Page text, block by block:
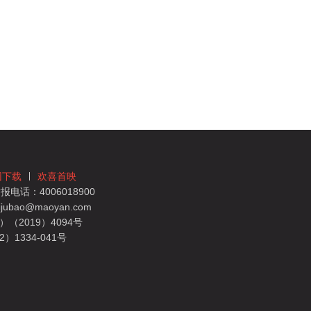
下载
欢喜首映
电话：4006018900
（2019）4094号
）1334-041号